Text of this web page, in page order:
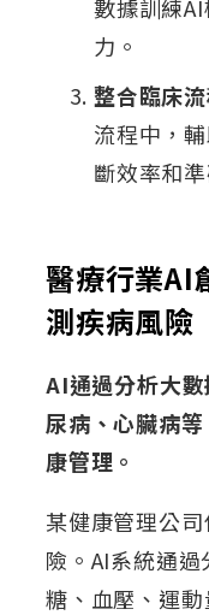
數據訓練
力。
整合臨床
流程中，
斷效率和準
醫療行業AI
測疾病風險
AI通過分析大
尿病、心臟病
康管理。
某健康管理公
險。AI系統通
糖、血壓、運